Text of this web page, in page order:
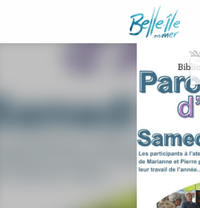
contenu